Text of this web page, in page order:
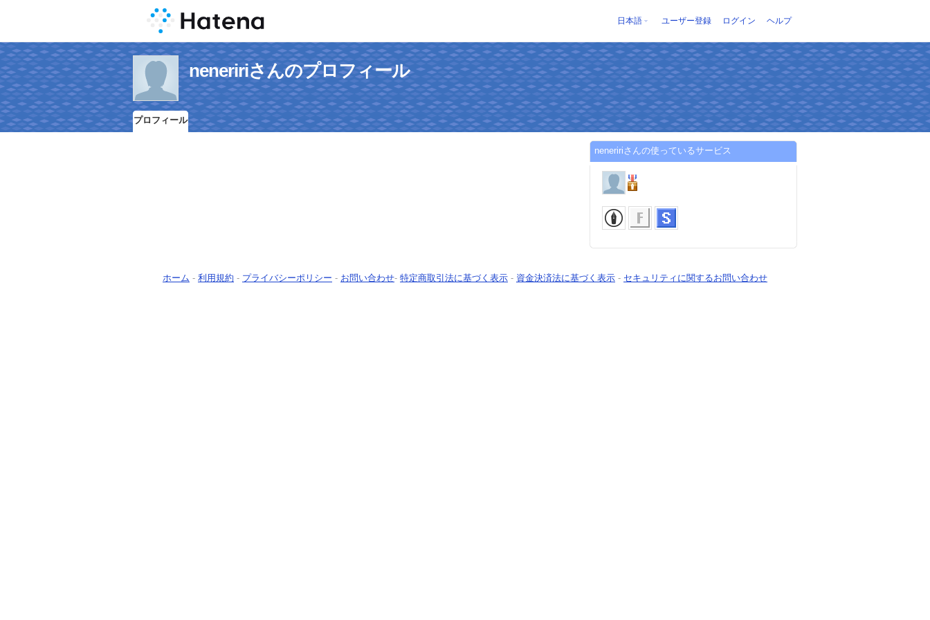
日本語 ユーザー登録 ログイン ヘルプ
neneririさんのプロフィール
プロフィール
neneririさんの使っているサービス
ホーム - 利用規約 - プライバシーポリシー - お問い合わせ- 特定商取引法に基づく表示 - 資金決済法に基づく表示 - セキュリティに関するお問い合わせ